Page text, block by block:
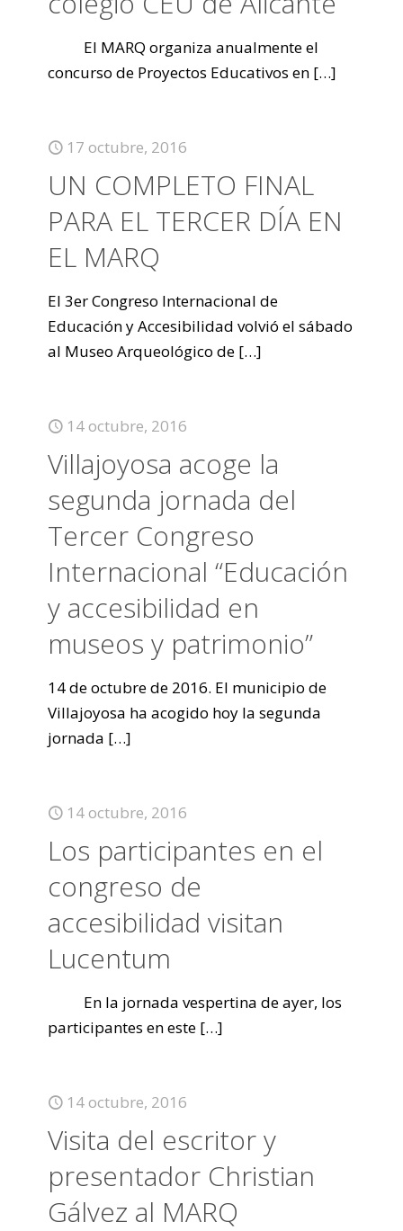
El MARQ organiza anualmente el
concurso de Proyectos Educativos en […]
17 octubre, 2016
UN COMPLETO FINAL
PARA EL TERCER DÍA EN
EL MARQ
El 3er Congreso Internacional de
Educación y Accesibilidad volvió el sábado
al Museo Arqueológico de […]
14 octubre, 2016
Villajoyosa acoge la
segunda jornada del
Tercer Congreso
Internacional “Educación
y accesibilidad en
museos y patrimonio”
14 de octubre de 2016. El municipio de
Villajoyosa ha acogido hoy la segunda
jornada […]
14 octubre, 2016
Los participantes en el
congreso de
accesibilidad visitan
Lucentum
En la jornada vespertina de ayer, los
participantes en este […]
14 octubre, 2016
Visita del escritor y
presentador Christian
Gálvez al MARQ